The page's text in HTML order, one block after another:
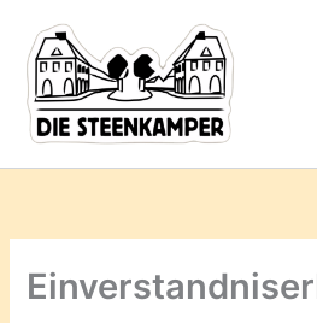
Inhalt
springen
deine
Mail-
Adresse
ein ...